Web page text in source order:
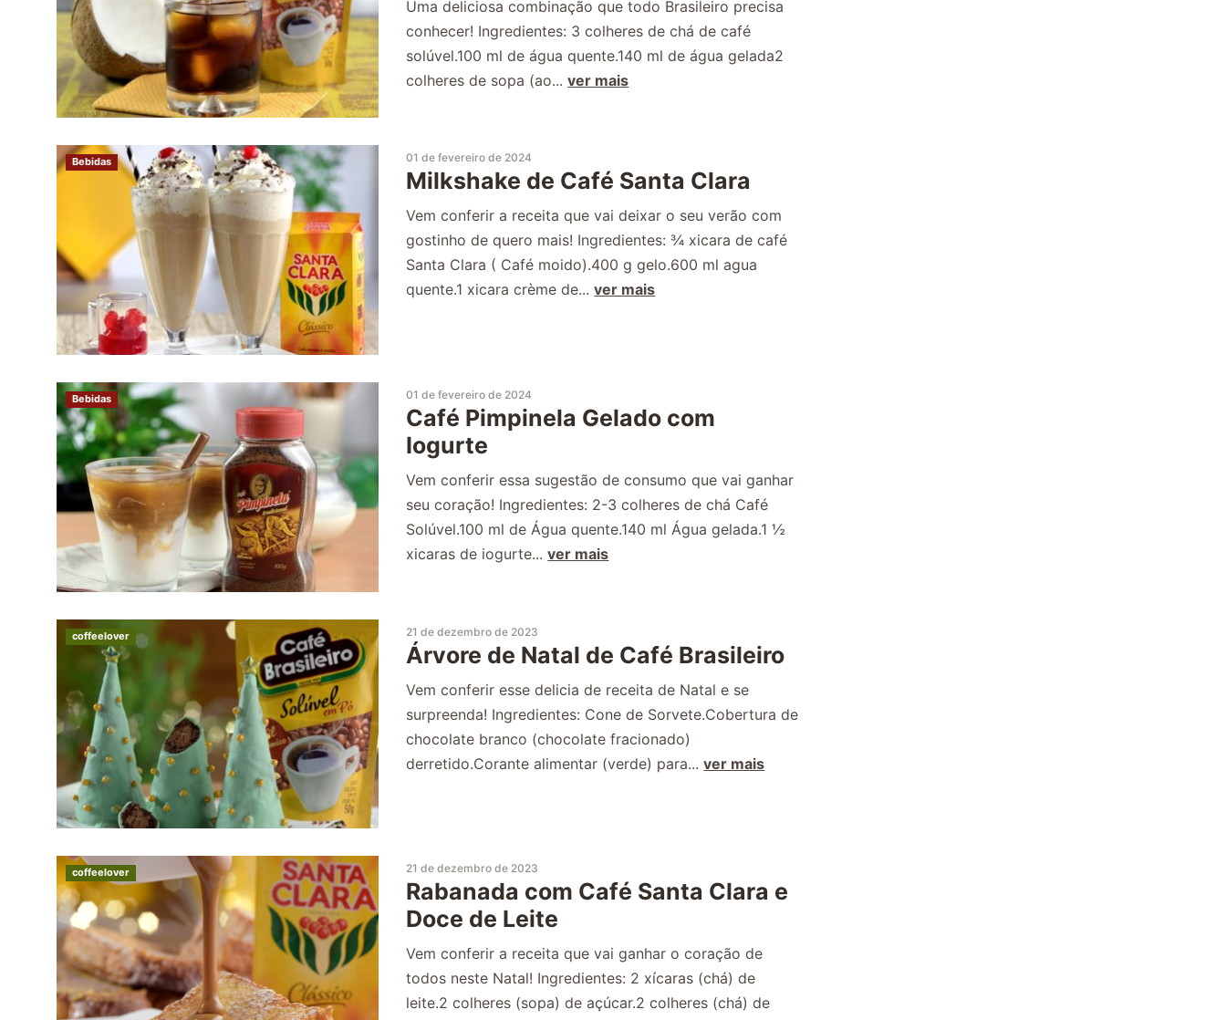
Uma deliciosa combinação que todo Brasileiro precisa
conhecer! Ingredientes: 3 colheres de chá de café
solúvel.100 ml de água quente.140 ml de água gelada2
colheres de sopa (ao...ver mais
Bebidas 01 de fevereiro de 2024
Milkshake de Café Santa Clara
Vem conferir a receita que vai deixar o seu verão com
gostinho de quero mais! Ingredientes: ¾ xicara de café
Santa Clara ( Café moido).400 g gelo.600 ml agua
quente.1 xicara crème de...ver mais
Bebidas 01 de fevereiro de 2024
Café Pimpinela Gelado com
Iogurte
Vem conferir essa sugestão de consumo que vai ganhar
seu coração! Ingredientes: 2-3 colheres de chá Café
Solúvel.100 ml de Água quente.140 ml Água gelada.1 ½
xicaras de iogurte...ver mais
coffeelover 21 de dezembro de 2023
Árvore de Natal de Café Brasileiro
Vem conferir esse delicia de receita de Natal e se
surpreenda! Ingredientes: Cone de Sorvete.Cobertura de
chocolate branco (chocolate fracionado)
derretido.Corante alimentar (verde) para...ver mais
coffeelover 21 de dezembro de 2023
Rabanada com Café Santa Clara e
Doce de Leite
Vem conferir a receita que vai ganhar o coração de
todos neste Natal! Ingredientes: 2 xícaras (chá) de
leite.2 colheres (sopa) de açúcar.2 colheres (chá) de